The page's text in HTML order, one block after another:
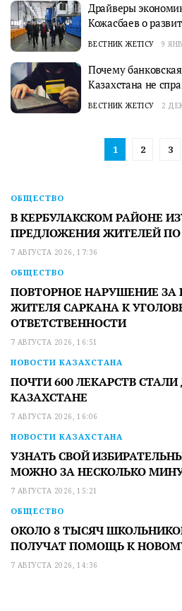
Драйверы
Кожасбаев о
ВЕСТНИК ЖЕТІСУ 9
Почему
Казахстана не
ВЕСТНИК ЖЕТІСУ 2
1 2 3
ОБЩЕСТВО
В КЕРБУЛАКСКОМ РАЙОНЕ
ПРЕДЛОЖЕНИЯ ЖИТЕЛЕЙ ПО
7 АВГУСТА 2026, 17:36
ОБЩЕСТВО
ПОВТОРНОЕ НАРУШЕНИЕ ЗА
ЖИТЕЛЯ САРКАНА К
ОТВЕТСТВЕННОСТИ
7 АВГУСТА 2026, 16:51
НОВОСТИ КАЗАХСТАНА
ПОЧТИ 600 ЛЕКАРСТВ
КАЗАХСТАНЕ
7 АВГУСТА 2026, 16:06
НОВОСТИ КАЗАХСТАНА
УЗНАТЬ СВОЙ
МОЖНО ЗА НЕСКОЛЬКО
7 АВГУСТА 2026, 15:21
ОБЩЕСТВО
ОКОЛО 8 ТЫСЯЧ
ПОЛУЧАТ ПОМОЩЬ К
7 АВГУСТА 2026, 14:36